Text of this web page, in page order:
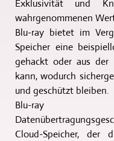
Exklusivität und
wahrgenommenen
Blu-ray bietet im
Speicher eine
gehackt oder aus der
kann, wodurch
und geschützt bleiben.
Blu-ray
Cloud-Speicher, der